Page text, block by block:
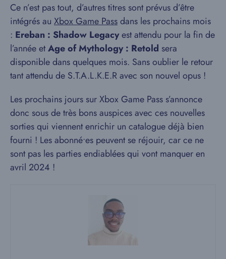
Ce n’est pas tout, d’autres titres sont prévus d’être
intégrés au Xbox Game Passdans les prochains mois
: Ereban : Shadow Legacyest attendu pour la fin de
l’année etAge of Mythology : Retold sera
disponible dans quelques mois. Sans oublier le retour
tant attendu de S.T.A.L.K.E.R avec son nouvel opus !
Les prochains jours sur Xbox Game Pass s’annonce
donc sous de très bons auspices avec ces nouvelles
sorties qui viennent enrichir un catalogue déjà bien
fourni ! Les abonné•es peuvent se réjouir, car ce ne
sont pas les parties endiablées qui vont manquer en
avril 2024 !